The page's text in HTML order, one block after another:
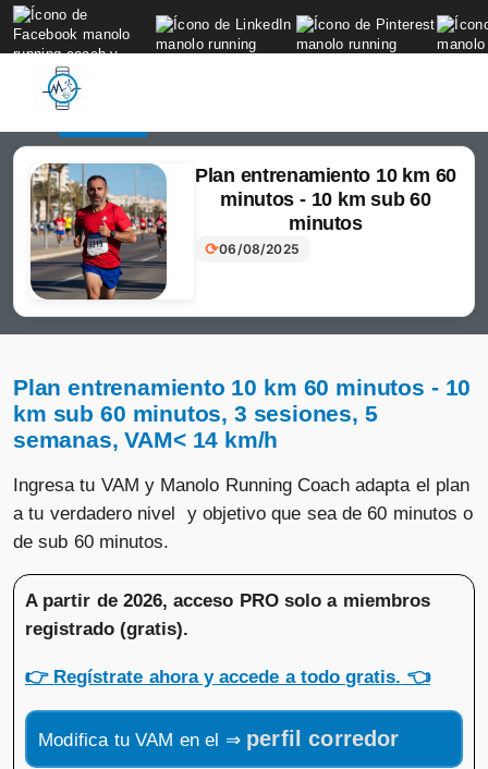
to
content
Plan entrenamiento 10 km 60
minutos - 10 km sub 60
minutos
⟳06/08/2025
Plan entrenamiento 10 km 60 minutos - 10
km sub 60 minutos, 3 sesiones, 5
semanas, VAM< 14 km/h
Ingresa tu VAM y Manolo Running Coach adapta el plan
a tu verdadero nivel y objetivo que sea de 60 minutos o
de sub 60 minutos.
A partir de 2026, acceso PRO solo a miembros
registrado (gratis).
👉 Regístrate ahora y accede a todo gratis. 👈
Modifica tu VAM en el ⇒ perfil corredor